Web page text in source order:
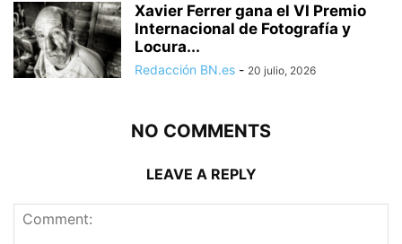
Xavier Ferrer gana el VI Premio
Internacional de Fotografía y
Locura...
Redacción BN.es - 20 julio, 2026
NO COMMENTS
LEAVE A REPLY